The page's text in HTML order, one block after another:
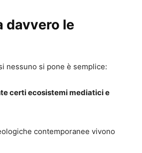
davvero le
nessuno si pone è semplice:
certi ecosistemi mediatici e
contemporanee vivono